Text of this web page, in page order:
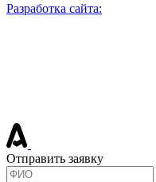
Разработка сайта:
Отправить заявку